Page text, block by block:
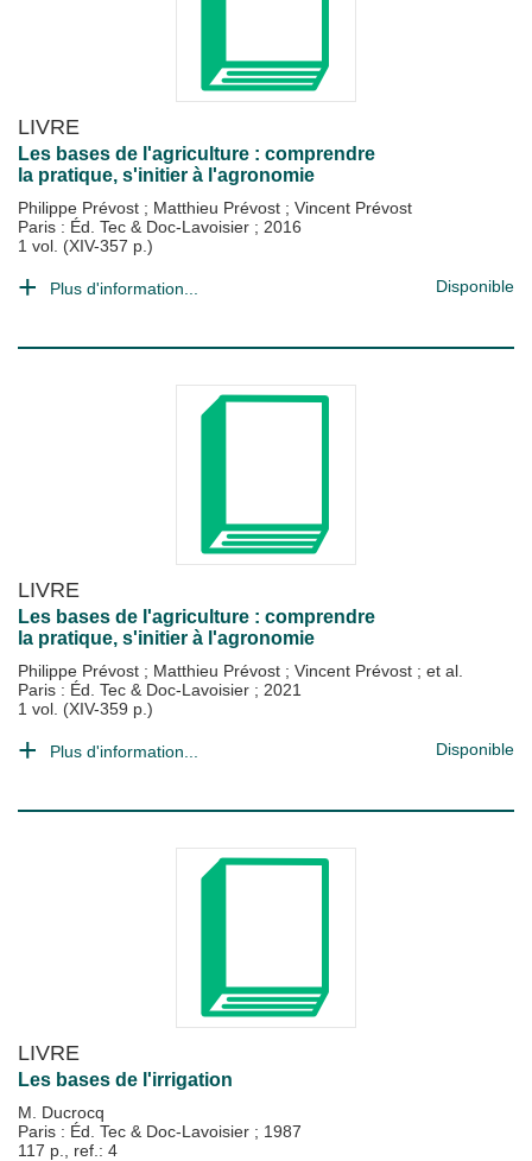
LIVRE
Les bases de l'agriculture : comprendre
la pratique, s'initier à l'agronomie
Philippe Prévost ; Matthieu Prévost ; Vincent Prévost
Paris : Éd. Tec & Doc-Lavoisier ; 2016
1 vol. (XIV-357 p.)
Plus d'information... Disponible
LIVRE
Les bases de l'agriculture : comprendre
la pratique, s'initier à l'agronomie
Philippe Prévost ; Matthieu Prévost ; Vincent Prévost ; et al.
Paris : Éd. Tec & Doc-Lavoisier ; 2021
1 vol. (XIV-359 p.)
Plus d'information... Disponible
LIVRE
Les bases de l'irrigation
M. Ducrocq
Paris : Éd. Tec & Doc-Lavoisier ; 1987
117 p., ref.: 4